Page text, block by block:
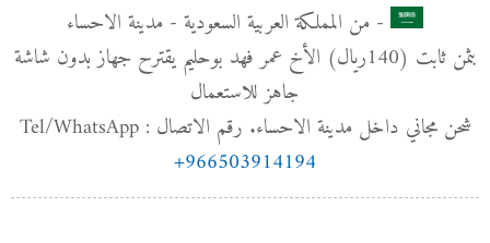
- من المملكة العربية السعودية - مدينة الاحساء
بثمن ثابت (140﷼) الأخ عمر فهد بوحليم يقترح جهاز بدون شاشة
جاهز للاستعمال
شحن مجاني داخل مدينة الاحساء. رقم الاتصال : Tel/WhatsApp
+966503914194